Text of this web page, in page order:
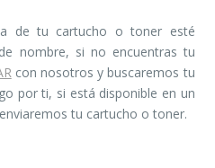
de tu cartucho o toner esté
nombre, si no encuentras tu
con nosotros y buscaremos tu
por ti, si está disponible en un
tu cartucho o toner.